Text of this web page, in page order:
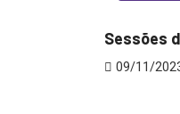
Sessões
09/11/